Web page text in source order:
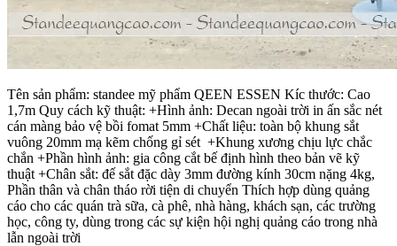
Tên sản phẩm: standee mỹ phẩm QEEN ESSEN Kíc thước: Cao
1,7m Quy cách kỹ thuật: +Hình ảnh: Decan ngoài trời in ấn sắc nét
cán màng bảo vệ bồi fomat 5mm +Chất liệu: toàn bộ khung sắt
vuông 20mm mạ kẽm chống gỉ sét +Khung xương chịu lực chắc
chắn +Phần hình ảnh: gia công cắt bế định hình theo bản vẽ kỹ
thuật +Chân sắt: đế sắt đặc dày 3mm đường kính 30cm nặng 4kg,
Phần thân và chân tháo rời tiện di chuyển Thích hợp dùng quảng
cáo cho các quán trà sữa, cà phê, nhà hàng, khách sạn, các trường
học, công ty, dùng trong các sự kiện hội nghị quảng cáo trong nhà
lẫn ngoài trời